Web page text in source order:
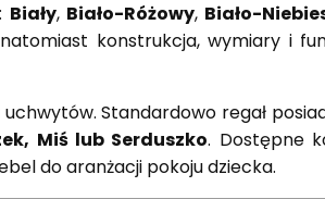
Biały, Biało-Różowy, Biało-
konstrukcja, wymiary i
Standardowo regał
Miś lub Serduszko. Dostępne
do aranżacji pokoju dziecka.